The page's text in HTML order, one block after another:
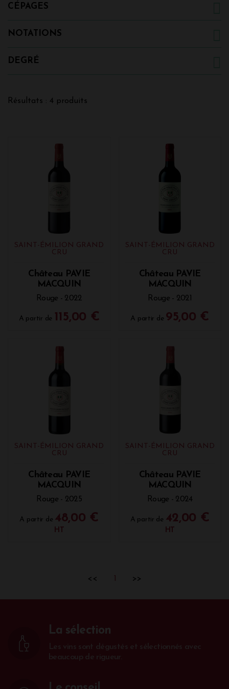
CÉPAGES
NOTATIONS
DEGRÉ
Résultats : 4 produits
SAINT-ÉMILION GRAND
CRU
Château PAVIE
MACQUIN
Rouge - 2022
A partir de 115,00 €
SAINT-ÉMILION GRAND
CRU
Château PAVIE
MACQUIN
Rouge - 2021
A partir de 95,00 €
SAINT-ÉMILION GRAND
CRU
Château PAVIE
MACQUIN
Rouge - 2025
A partir de 48,00 €
HT
SAINT-ÉMILION GRAND
CRU
Château PAVIE
MACQUIN
Rouge - 2024
A partir de 42,00 €
HT
<< >>
La sélection